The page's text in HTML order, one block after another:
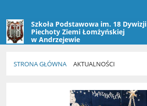
Szkoła Podstawowa im. 18 Dywizji
Piechoty Ziemi Łomżyńskiej
w Andrzejewie
STRONA GŁÓWNA AKTUALNOŚCI